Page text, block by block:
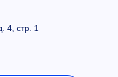
4, стр. 1